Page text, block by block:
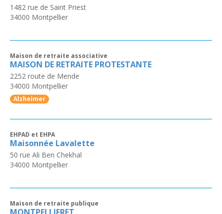
1482 rue de Saint Priest
34000 Montpellier
Maison de retraite associative
MAISON DE RETRAITE PROTESTANTE
2252 route de Mende
34000 Montpellier
Alzheimer
EHPAD et EHPA
Maisonnée Lavalette
50 rue Ali Ben Chekhal
34000 Montpellier
Maison de retraite publique